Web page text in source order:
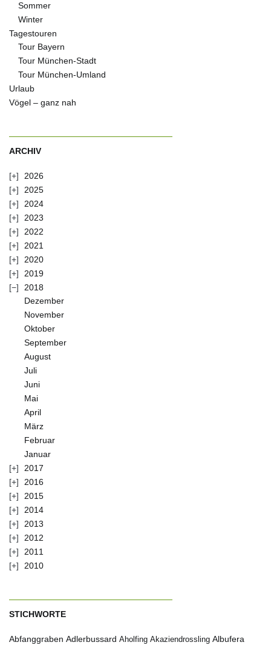
Sommer
Winter
Tagestouren
Tour Bayern
Tour München-Stadt
Tour München-Umland
Urlaub
Vögel – ganz nah
ARCHIV
2026
2025
2024
2023
2022
2021
2020
2019
2018
Dezember
November
Oktober
September
August
Juli
Juni
Mai
April
März
Februar
Januar
2017
2016
2015
2014
2013
2012
2011
2010
STICHWORTE
Abfanggraben Adlerbussard Aholfing Akaziendrossling Albufera